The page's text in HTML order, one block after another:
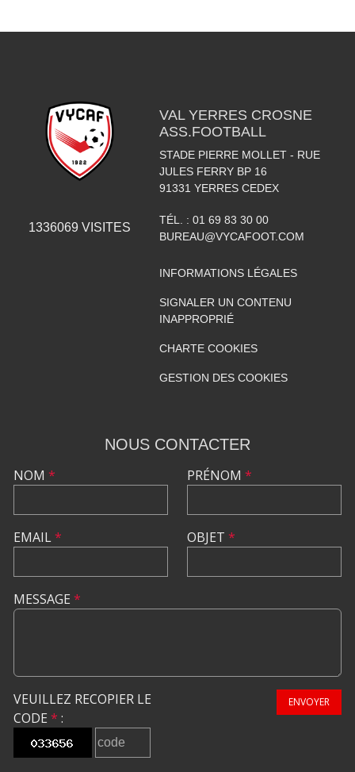
1336069 VISITES
VAL YERRES CROSNE
ASS.FOOTBALL
STADE PIERRE MOLLET - RUE
JULES FERRY BP 16
91331 YERRES CEDEX
TÉL. : 01 69 83 30 00
BUREAU@VYCAFOOT.COM
INFORMATIONS LÉGALES
SIGNALER UN CONTENU
INAPPROPRIÉ
CHARTE COOKIES
GESTION DES COOKIES
NOUS CONTACTER
NOM *
EMAIL*
PRÉNOM *
OBJET *
MESSAGE *
VEUILLEZ RECOPIER LE
CODE * :
ENVOYER